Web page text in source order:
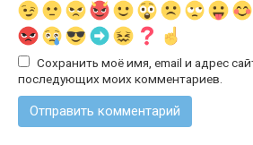
Сохранить моё имя, email и адрес
последующих моих комментариев.